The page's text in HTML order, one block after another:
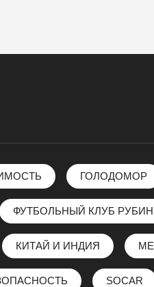
ГОЛОДОМОР
ФУТБОЛЬНЫЙ КЛУБ РУБИН
КИТАЙ И ИНДИЯ
SOCAR